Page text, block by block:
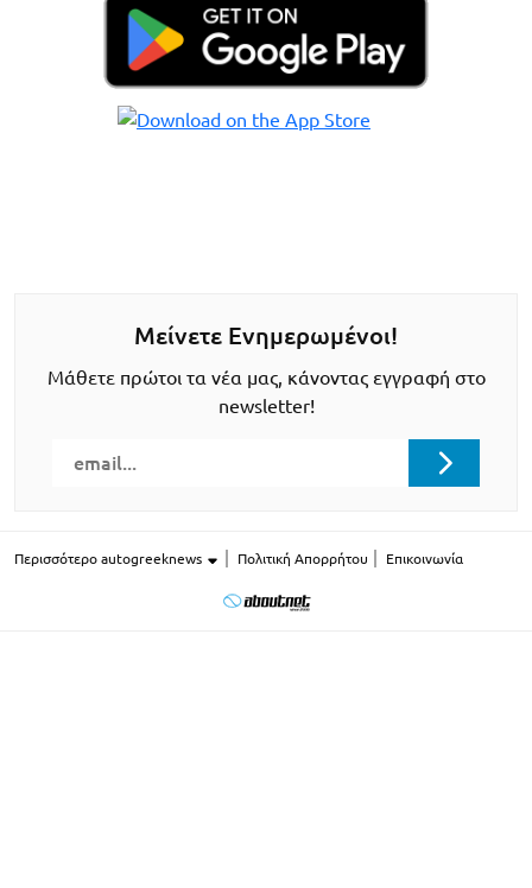
Μείνετε Ενημερωμένοι!
Μάθετε πρώτοι τα νέα μας, κάνοντας εγγραφή στο
newsletter!
Περισσότερο autogreeknews Πολιτική Απορρήτου Επικοινωνία